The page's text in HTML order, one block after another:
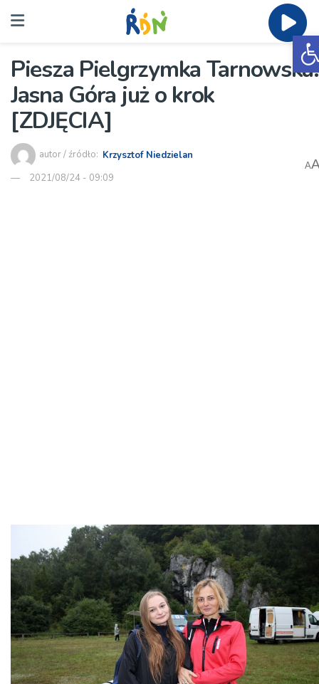
Piesza Pielgrzymka Tarnowska:
Jasna Góra już o krok
[ZDJĘCIA]
autor / źródło: Krzysztof Niedzielan
2021/08/24 - 09:09
A